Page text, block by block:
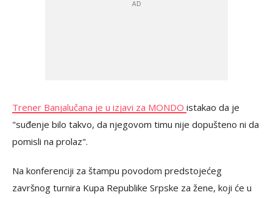
Trener Banjalučana je u izjavi za MONDO istakao da je
"suđenje bilo takvo, da njegovom timu nije dopušteno ni da
pomisli na prolaz".
Na konferenciji za štampu povodom predstojećeg
završnog turnira Kupa Republike Srpske za žene, koji će u